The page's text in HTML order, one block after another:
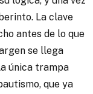
La clave
antes de lo que
se llega
única trampa
que ya